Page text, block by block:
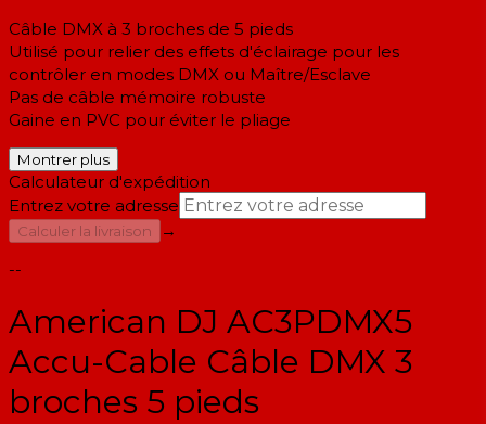
Câble DMX à 3 broches de 5 pieds
Utilisé pour relier des effets d'éclairage pour les
contrôler en modes DMX ou Maître/Esclave
Pas de câble mémoire robuste
Gaine en PVC pour éviter le pliage
Montrer plus
Calculateur d'expédition
Entrez votre adresse
Calculer la livraison
→
--
American DJ AC3PDMX5
Accu-Cable Câble DMX 3
broches 5 pieds